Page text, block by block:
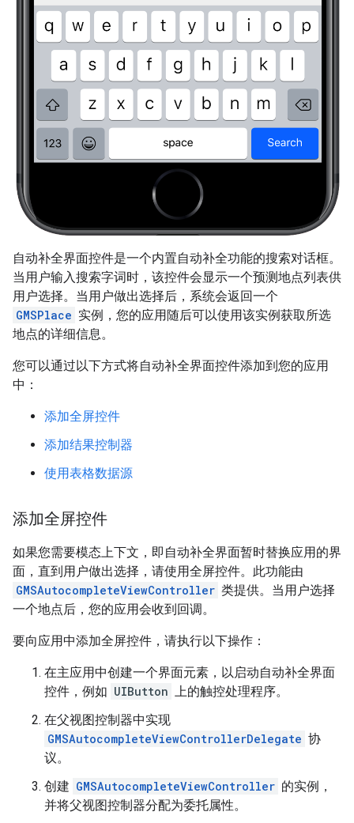
自动补全界面控件是一个内置自动补全功能的搜索对话框。
当用户输入搜索字词时，该控件会显示一个预测地点列表供
用户选择。当用户做出选择后，系统会返回一个
GMSPlace 实例，您的应用随后可以使用该实例获取所选
地点的详细信息。
您可以通过以下方式将自动补全界面控件添加到您的应用
中：
添加全屏控件
添加结果控制器
使用表格数据源
添加全屏控件
如果您需要模态上下文，即自动补全界面暂时替换应用的界
面，直到用户做出选择，请使用全屏控件。此功能由
GMSAutocompleteViewController 类提供。当用户选择
一个地点后，您的应用会收到回调。
要向应用中添加全屏控件，请执行以下操作：
在主应用中创建一个界面元素，以启动自动补全界面
控件，例如 UIButton 上的触控处理程序。
在父视图控制器中实现
GMSAutocompleteViewControllerDelegate 协
议。
创建 GMSAutocompleteViewController 的实例，
并将父视图控制器分配为委托属性。